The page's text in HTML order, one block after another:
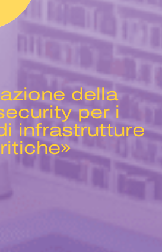
della
per i
infrastrutture